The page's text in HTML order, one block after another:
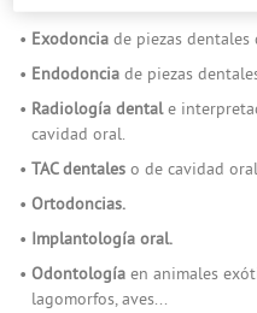
Exodoncia de piezas
Endodoncia de piezas
Radiología dentale
cavidad oral.
TAC dentales o de cavidad
Ortodoncias.
Implantología oral.
Odontología en animales
lagomorfos, aves...